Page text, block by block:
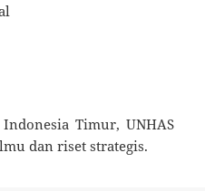
Timur, UNHAS
dan riset strategis.